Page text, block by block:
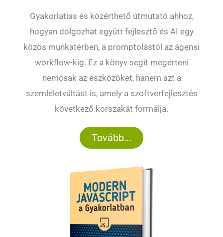
Gyakorlatias és közérthető útmutató ahhoz,
hogyan dolgozhat együtt fejlesztő és AI egy
közös munkatérben, a promptolástól az ágensi
workflow-kig. Ez a könyv segít megérteni
nemcsak az eszközöket, hanem azt a
szemléletváltást is, amely a szoftverfejlesztés
következő korszakát formálja.
Tovább...